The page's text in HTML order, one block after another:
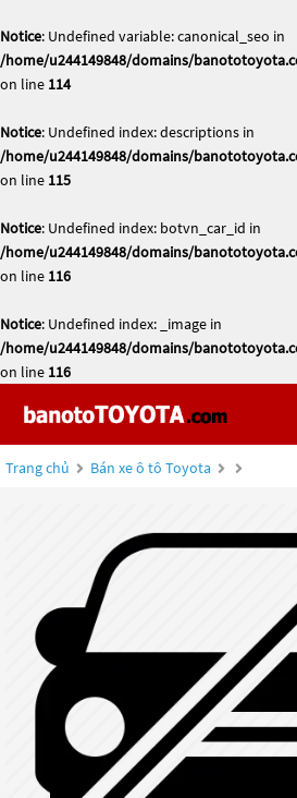
Notice: Undefined variable: canonical_seo in
/home/u244149848/domains/
on line 114
Notice: Undefined index: descriptions in
/home/u244149848/domains/
on line 115
Notice: Undefined index: botvn_car_id in
/home/u244149848/domains/
on line 116
Notice: Undefined index: _image in
/home/u244149848/domains/
on line 116
Trang chủ Bán xe ô tô Toyota